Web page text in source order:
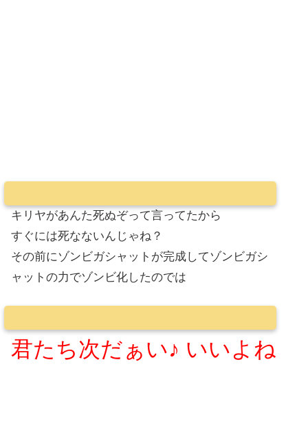
キリヤがあんた死ぬぞって言ってたから
すぐには死なないんじゃね？
その前にゾンビガシャットが完成してゾンビガシ
ャットの力でゾンビ化したのでは
君たち次だぁい♪ いいよね